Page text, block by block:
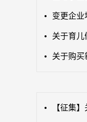
变更企业
关于育儿
关于购买